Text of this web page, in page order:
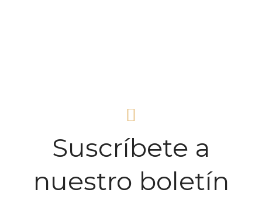
Suscríbete a
nuestro boletín